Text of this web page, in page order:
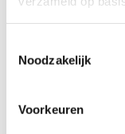
Noodzakelijk
Voorkeuren
betrouwbaar
Certificering
verzekerd kunt
betere